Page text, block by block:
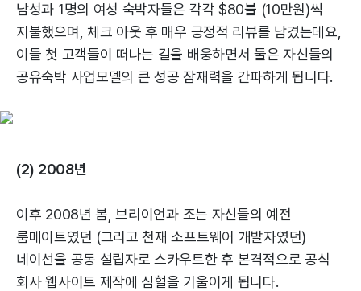
남성과 1명의 여성 숙박자들은 각각 $80불 (10만원)씩
지불했으며, 체크 아웃 후 매우 긍정적 리뷰를 남겼는데요,
이들 첫 고객들이 떠나는 길을 배웅하면서 둘은 자신들의
공유숙박 사업모델의 큰 성공 잠재력을 간파하게 됩니다.
(2) 2008년
이후 2008년 봄, 브리이언과 조는 자신들의 예전
룸메이트였던 (그리고 천재 소프트웨어 개발자였던)
네이선을 공동 설립자로 스카우트한 후 본격적으로 공식
회사 웹사이트 제작에 심혈을 기울이게 됩니다.